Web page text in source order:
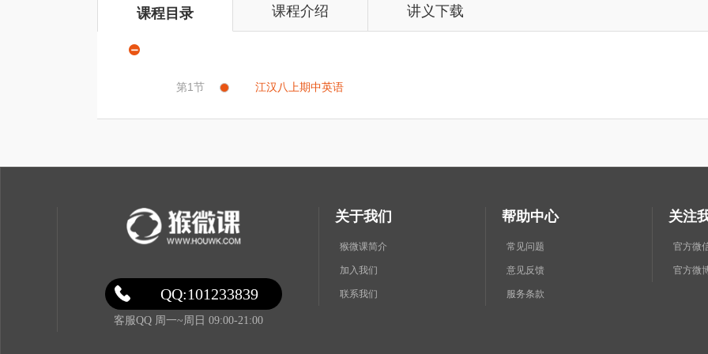
课程目录 课程介绍 讲义下载
第1节 江汉八上期中英语
QQ:101233839
客服QQ 周一~周日 09:00-21:00
关于我们
猴微课简介
加入我们
联系我们
帮助中心
常见问题
意见反馈
服务条款
关注
官方微
官方微